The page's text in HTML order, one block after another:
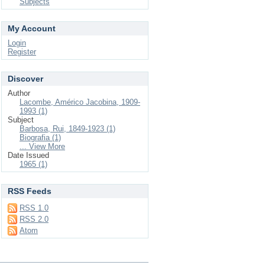
My Account
Login
Register
Discover
Author
Lacombe, Américo Jacobina, 1909-
1993 (1)
Subject
Barbosa, Rui, 1849-1923 (1)
Biografia (1)
... View More
Date Issued
1965 (1)
RSS Feeds
RSS 1.0
RSS 2.0
Atom